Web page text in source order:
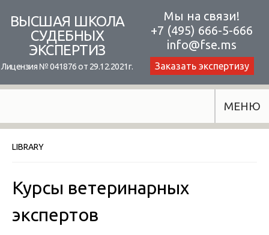
content
ВЫСШАЯ ШКОЛА
СУДЕБНЫХ
ЭКСПЕРТИЗ
Лицензия № 041876 от 29.12.2021г.
Мы на связи!
+7 (495) 666-5-666
info@fse.ms
Заказать экспертизу
МЕНЮ
LIBRARY
Курсы ветеринарных
экспертов